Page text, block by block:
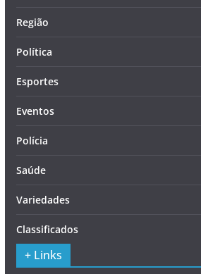
Região
Política
Esportes
Eventos
Polícia
Saúde
Variedades
Classificados
+ Links